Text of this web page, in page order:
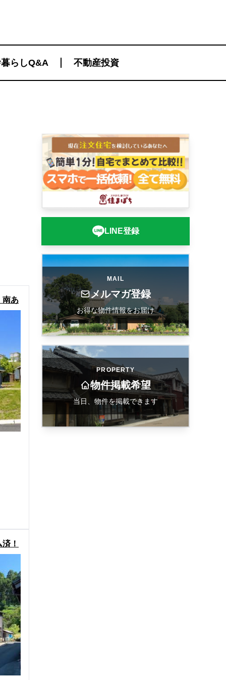
らしQ&A 不動産投資
南あ
物件
！
LINE登録
MAIL
メルマガ登録
お得な物件情報をお届け
PROPERTY
物件掲載希望
当日、物件を掲載できます